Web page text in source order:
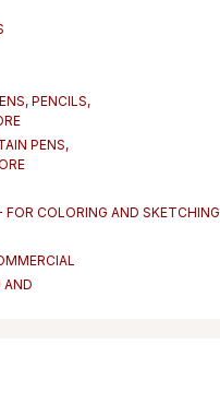
PENCILS,
PENS,
COLORING AND SKETCHING
AND